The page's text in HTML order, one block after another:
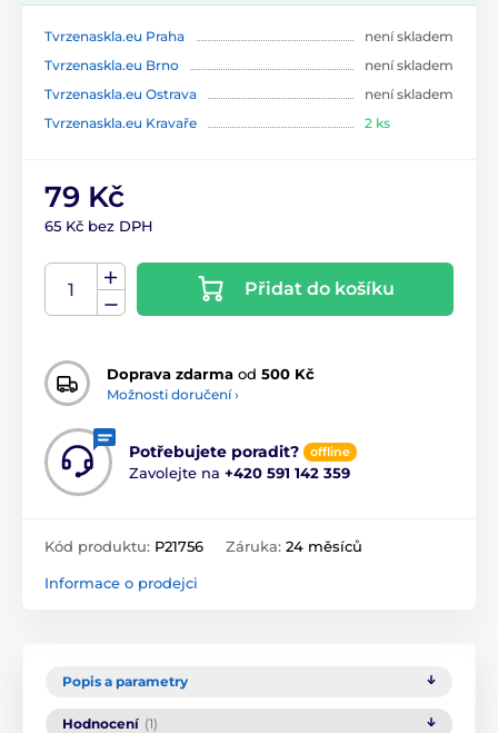
Tvrzenaskla.eu Praha
není skladem
Tvrzenaskla.eu Brno
není skladem
Tvrzenaskla.eu Ostrava
není skladem
Tvrzenaskla.eu Kravaře
2 ks
79 Kč
65 Kč bez DPH
Přidat do košíku
Doprava zdarma od 500 Kč
Možnosti doručení ›
Potřebujete poradit? offline
Zavolejte na +420 591 142 359
Kód produktu: P21756 Záruka: 24 měsíců
Informace o prodejci
Popis a parametry
Hodnocení (1)